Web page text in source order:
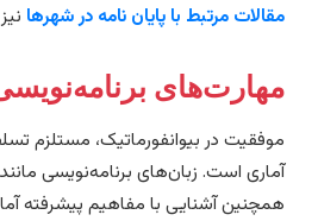
مرتبط با پایان نامه در شهرهانیز
برنامه‌نویسی و
در بیوانفورماتیک، مستلزم تسلط بر
آشنایی با مفاهیم پیشرفته آمار و